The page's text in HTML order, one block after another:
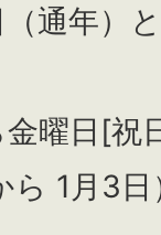
通年）と
曜日[祝
ら 1月3